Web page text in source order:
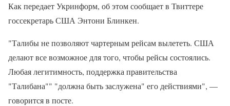
Как передает Укринформ, об этом сообщает в Твиттере
госсекретарь США Энтони Блинкен.
"Талибы не позволяют чартерным рейсам вылететь. США
делают все возможное для того, чтобы рейсы состоялись.
Любая легитимность, поддержка правительства
"Талибана"" "должна быть заслужена" его действиями", —
говорится в посте.